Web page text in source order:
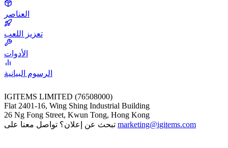
العناصر
تعزيز اللعب
الأدوات
الرسوم البيانية
IGITEMS LIMITED (76508000)
Flat 2401-16, Wing Shing Industrial Building
26 Ng Fong Street, Kwun Tong, Hong Kong
marketing@igitems.com